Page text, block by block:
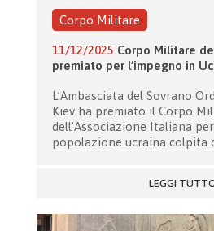
Corpo Militare
11/12/2025 Corpo Militare
premiato per l’impegno in
L’Ambasciata del Sovrano
Kiev ha premiato il Corpo
dell’Associazione Italiana
popolazione ucraina colpita
LEGGI